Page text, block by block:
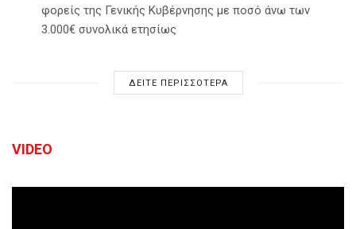
φορείς της Γενικής Κυβέρνησης με ποσό άνω των
3.000€ συνολικά ετησίως
ΔΕΙΤΕ ΠΕΡΙΣΣΟΤΕΡΑ
VIDEO